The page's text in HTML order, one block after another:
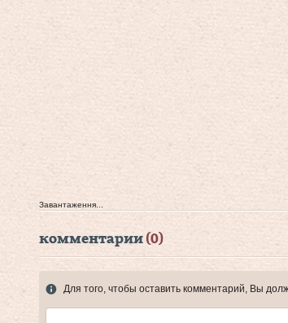
Завантаження...
комментарии (0)
Для того, чтобы оставить комментарий, Вы